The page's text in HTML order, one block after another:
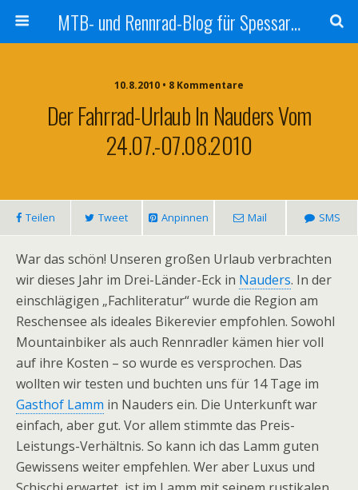
MTB- und Rennrad-Blog für Spessart und Umgebung
10.8.2010 • 8 Kommentare
Der Fahrrad-Urlaub In Nauders Vom
24.07.-07.08.2010
Teilen Tweet Anpinnen Mail SMS
War das schön! Unseren großen Urlaub verbrachten
wir dieses Jahr im Drei-Länder-Eck in Nauders. In der
einschlägigen „Fachliteratur“ wurde die Region am
Reschensee als ideales Bikerevier empfohlen. Sowohl
Mountainbiker als auch Rennradler kämen hier voll
auf ihre Kosten – so wurde es versprochen. Das
wollten wir testen und buchten uns für 14 Tage im
Gasthof Lamm in Nauders ein. Die Unterkunft war
einfach, aber gut. Vor allem stimmte das Preis-
Leistungs-Verhältnis. So kann ich das Lamm guten
Gewissens weiter empfehlen. Wer aber Luxus und